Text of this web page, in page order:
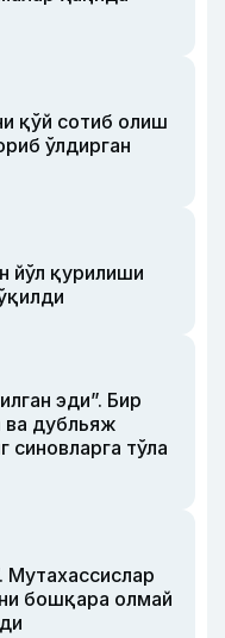
қўй сотиб олиш
ўлдирган
йўл қурилиши
эди”. Бир
ва дубльяж
тўла
Мутахассислар
бошқара олмай